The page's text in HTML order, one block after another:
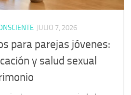
JULIO 7, 2026
para parejas jóvenes:
y salud sexual